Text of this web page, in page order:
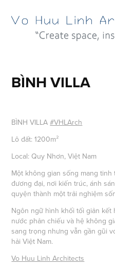
BÌNH VILLA
BÌNH VILLA#VHLArch
Lô đất: 1200m²
Local: Quy Nhơn, Việt Nam
Một không gian sống mang
đương đại, nơi kiến trúc, ánh
quyện thành một trải nghiệm
Ngôn ngữ hình khối tối giản kết
nước phản chiếu và hệ không
sang trọng nhưng vẫn gần gũi
hải Việt Nam.
Vo Huu Linh Architects